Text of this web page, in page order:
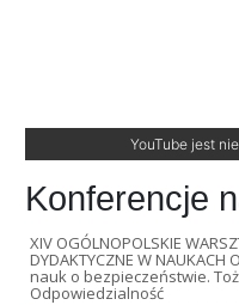
YouTube jest
Konferencje
XIV OGÓLNOPOLSKIE
DYDAKTYCZNE W
nauk o bezpieczeństwie.
Odpowiedzialność